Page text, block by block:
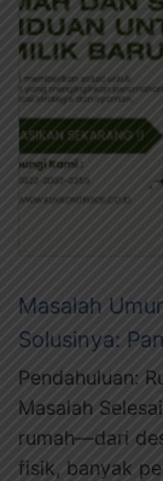
Masalah
Solusinya:
Pendahuluan:
Masalah
rumah—dari
fisik, banyak